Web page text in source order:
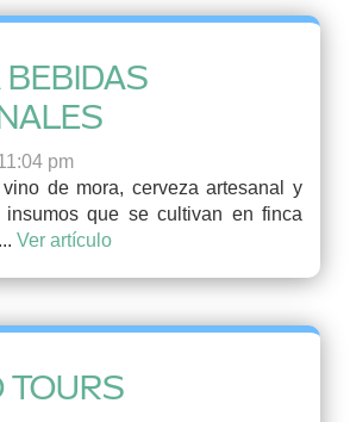
pm
de mora, cerveza artesanal y
que se cultivan en finca
Ver artículo
TOURS